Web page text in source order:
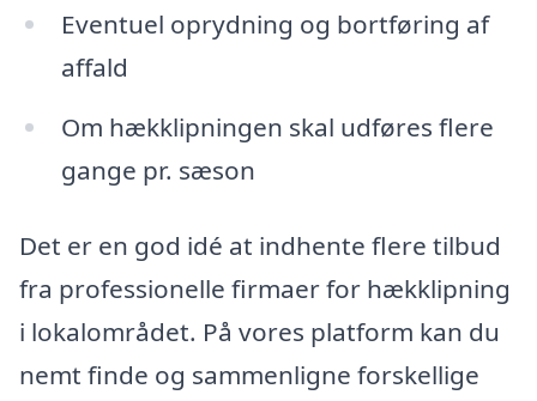
Eventuel oprydning og bortføring af
affald
Om hækklipningen skal udføres flere
gange pr. sæson
Det er en god idé at indhente flere tilbud
fra professionelle firmaer for hækklipning
i lokalområdet. På vores platform kan du
nemt finde og sammenligne forskellige